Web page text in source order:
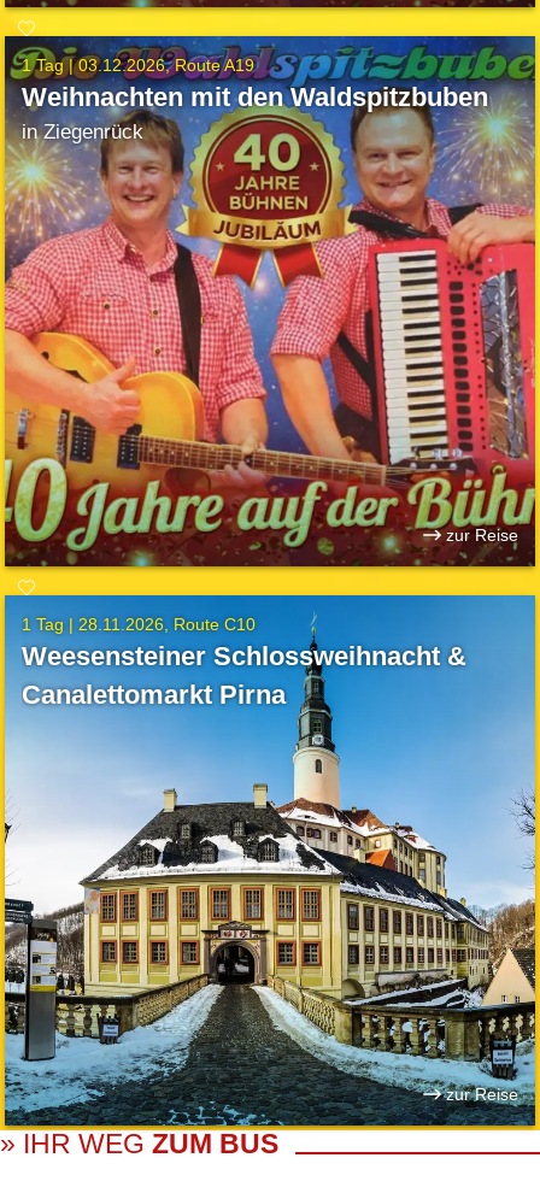
1 Tag |03.12.2026 Route A19
Weihnachten mit den Waldspitzbuben
in Ziegenrück
zur Reise
1 Tag | 28.11.2026 Route C10
Weesensteiner Schlossweihnacht &
Canalettomarkt Pirna
zur Reise
» IHR WEG ZUM BUS